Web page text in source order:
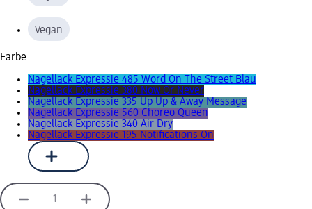
Vegan
Farbe
Nagellack Expressie 485 Word On The Street Blau
Nagellack Expressie 380 Now Or Never
Nagellack Expressie 335 Up Up & Away Message
Nagellack Expressie 560 Choreo Queen
Nagellack Expressie 340 Air Dry
Nagellack Expressie 195 Notifications On